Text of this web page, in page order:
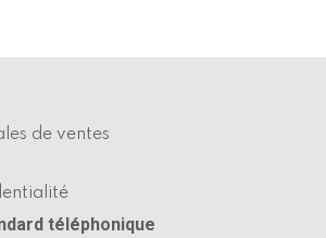
de ventes
téléphonique